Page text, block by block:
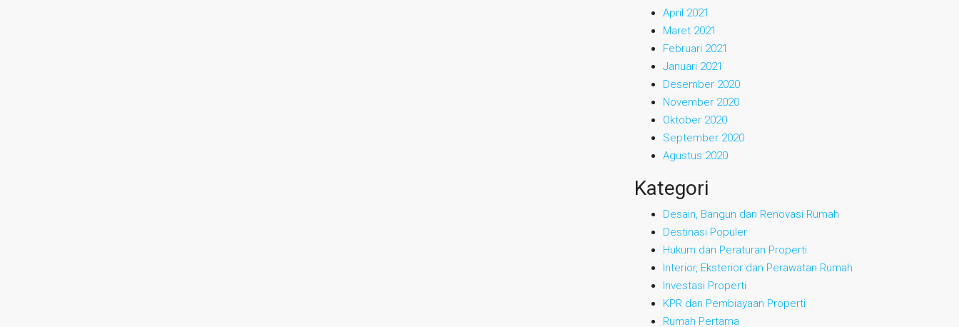
April 2021
Maret 2021
Februari 2021
Januari 2021
Desember 2020
November 2020
Oktober 2020
September 2020
Agustus 2020
Kategori
Desain, Bangun dan Renovasi Rumah
Destinasi Populer
Hukum dan Peraturan Properti
Interior, Eksterior dan Perawatan Rumah
Investasi Properti
KPR dan Pembiayaan Properti
Rumah Pertama